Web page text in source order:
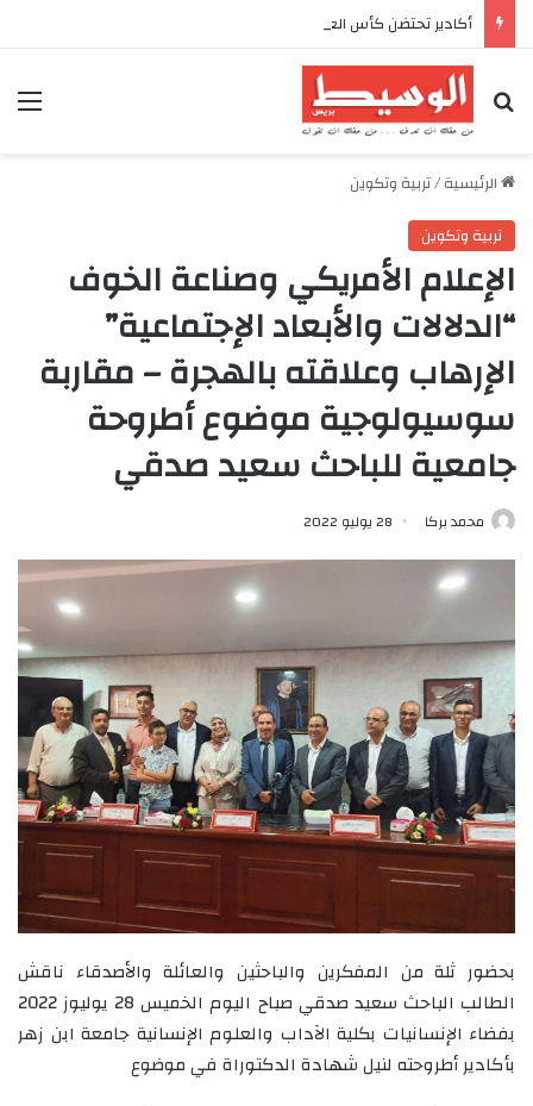
بحث عن
الرئيسية/تربية وتكوين
تربية وتكوين
الإعلام الأمريكي وصناعة الخوف
“الدلالات والأبعاد الإجتماعية”
الإرهاب وعلاقته بالهجرة – مقاربة
سوسيولوجية موضوع أطروحة
جامعية للباحث سعيد صدقي
محمد بركا 28 يوليو 2022
بحضور ثلة من المفكرين والباحثين والعائلة والأصدقاء ناقش
الطالب الباحث سعيد صدقي صباح اليوم الخميس 28 يوليوز 2022
بفضاء الإنسانيات بكلية الآداب والعلوم الإنسانية جامعة ابن زهر
بأكادير أطروحته لنيل شهادة الدكتوراة في موضوع